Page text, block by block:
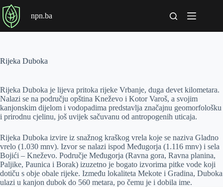
P
r
e
č
a
s
a
d
ž
a
j
npn.ba
Rijeka Duboka
Rijeka Duboka je lijeva pritoka rijeke Vrbanje, duga devet kilometara.
Nalazi se na području opština Kneževo i Kotor Varoš, a svojim
kanjonskim dijelom i vodopadima predstavlja značajnu geomorfološku
i prirodnu cjelinu, još uvijek sačuvanu od antropogenih uticaja.
Rijeka Duboka izvire iz snažnog kraškog vrela koje se naziva Gladno
vrelo (1.030 mnv). Izvor se nalazi ispod Međugorja (1.116 mnv) i sela
Bojići – Kneževo. Područje Međugorja (Ravna gora, Ravna planina,
Paljike, Paunica i Borak) izuzetno je bogato izvorima pitke vode koji
dotiču s obje obale rijeke. Između lokaliteta Mekote i Gradina, Duboka
ulazi u kanjon dubok do 560 metara, po čemu je i dobila ime.